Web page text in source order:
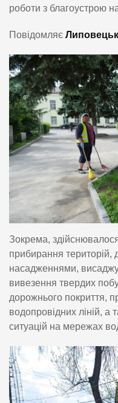
роботи з благоустрою
Повідомляє
Зокрема,
прибирання територій,
насадженнями,
вивезення твердих
дорожнього покриття,
водопровідних ліній, а
ситуацій на мережах